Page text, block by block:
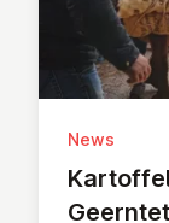
News